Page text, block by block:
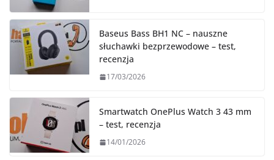
Baseus Bass BH1 NC – nauszne
słuchawki bezprzewodowe – test,
recenzja
17/03/2026
Smartwatch OnePlus Watch 3 43 mm
– test, recenzja
14/01/2026